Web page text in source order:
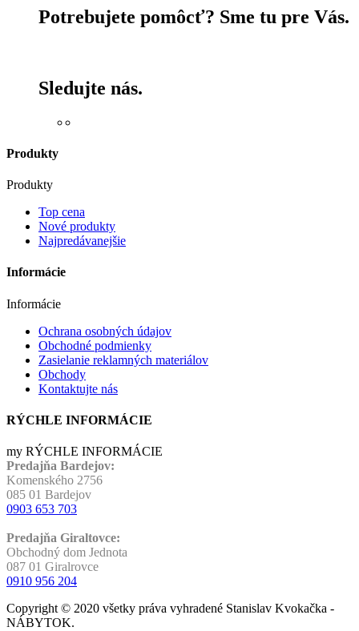
Potrebujete pomôcť? Sme tu pre Vás.
Sledujte nás.
Produkty
Produkty
Top cena
Nové produkty
Najpredávanejšie
Informácie
Informácie
Ochrana osobných údajov
Obchodné podmienky
Zasielanie reklamných materiálov
Obchody
Kontaktujte nás
RÝCHLE INFORMÁCIE
my RÝCHLE INFORMÁCIE
Predajňa Bardejov:
Komenského 2756
085 01 Bardejov
0903 653 703
Predajňa Giraltovce:
Obchodný dom Jednota
087 01 Giralrovce
0910 956 204
Copyright © 2020 všetky práva vyhradené Stanislav Kvokačka -
NÁBYTOK.